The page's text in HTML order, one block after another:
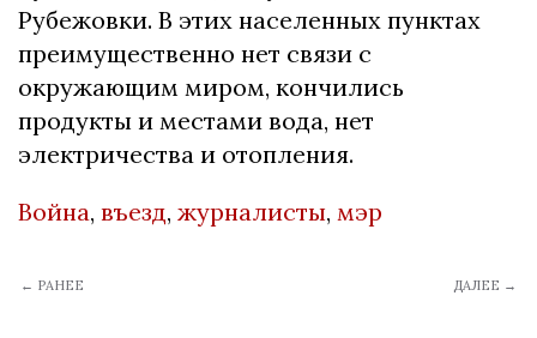
Рубежовки. В этих населенных пунктах
преимущественно нет связи с
окружающим миром, кончились
продукты и местами вода, нет
электричества и отопления.
Война, въезд, журналисты, мэр
← РАНЕЕ ДАЛЕЕ →